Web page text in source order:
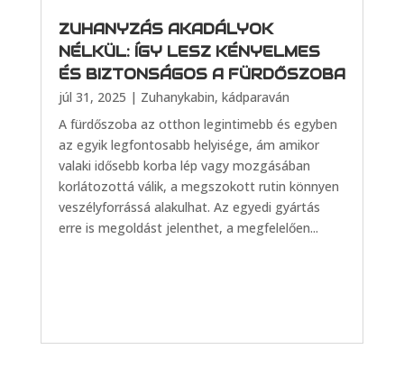
ZUHANYZÁS AKADÁLYOK
NÉLKÜL: ÍGY LESZ KÉNYELMES
ÉS BIZTONSÁGOS A FÜRDŐSZOBA
júl 31, 2025 | Zuhanykabin, kádparaván
A fürdőszoba az otthon legintimebb és egyben
az egyik legfontosabb helyisége, ám amikor
valaki idősebb korba lép vagy mozgásában
korlátozottá válik, a megszokott rutin könnyen
veszélyforrássá alakulhat. Az egyedi gyártás
erre is megoldást jelenthet, a megfelelően...